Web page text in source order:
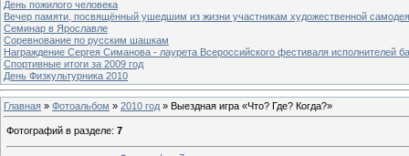
День пожилого человека
Вечер памяти, посвящённый ушедшим из жизни участникам художественной
Семинар в Ярославле
Соревнование по русским шашкам
Награждение Сергея Симанова - лаурета Всероссийского фестиваля исполнителей
Спортивные итоги за 2009 год
День Физкультурника 2010
Главная » Фотоальбом » 2010 год » Выездная игра «Что? Где? Когда?»
Фотографий в разделе: 7